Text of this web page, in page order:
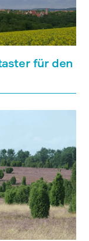
für den